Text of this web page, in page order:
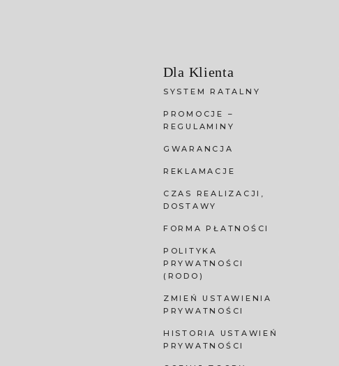
Dla Klienta
SYSTEM RATALNY
PROMOCJE –
REGULAMINY
GWARANCJA
REKLAMACJE
CZAS REALIZACJI,
DOSTAWY
FORMA PŁATNOŚCI
POLITYKA
PRYWATNOŚCI
(RODO)
ZMIEŃ USTAWIENIA
PRYWATNOŚCI
HISTORIA USTAWIEŃ
PRYWATNOŚCI